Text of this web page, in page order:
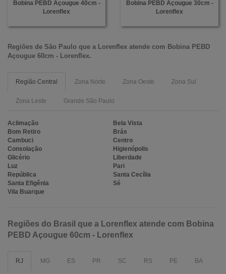
Bobina PEBD Açougue 40cm -
Lorenflex
Bobina PEBD Açougue 30cm -
Lorenflex
Regiões de São Paulo que a Lorenflex atende com Bobina PEBD
Açougue 60cm - Lorenflex.
Região Central Zona Norte Zona Oeste Zona Sul
Zona Leste Grande São Paulo
Aclimação
Bela Vista
Bom Retiro
Brás
Cambuci
Centro
Consolação
Higienópolis
Glicério
Liberdade
Luz
Pari
República
Santa Cecília
Santa Efigênia
Sé
Vila Buarque
Regiões do Brasil que a Lorenflex atende com Bobina
PEBD Açougue 60cm - Lorenflex
RJ MG ES PR SC RS PE BA